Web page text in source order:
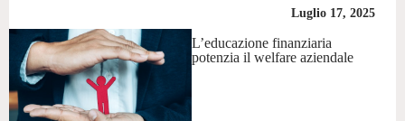
Luglio 17, 2025
L’educazione finanziaria
potenzia il welfare aziendale